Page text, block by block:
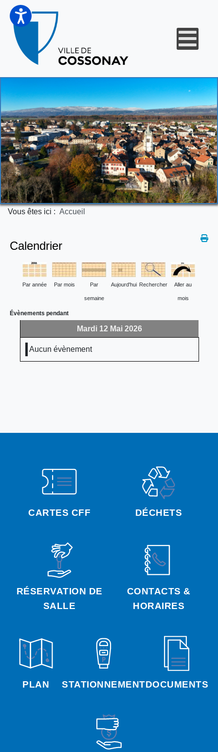
Vous êtes ici : Accueil
CARTES CFF DÉCHETS
RÉSERVATION DE
SALLE
CONTACTS &
HORAIRES
PLAN STATIONNEMENTDOCUMENTS
Calendrier
Par année Par mois Par
semaine
Aujourd'hui Rechercher Aller au
mois
Évènements pendant
Mardi 12 Mai 2026
Aucun évènement